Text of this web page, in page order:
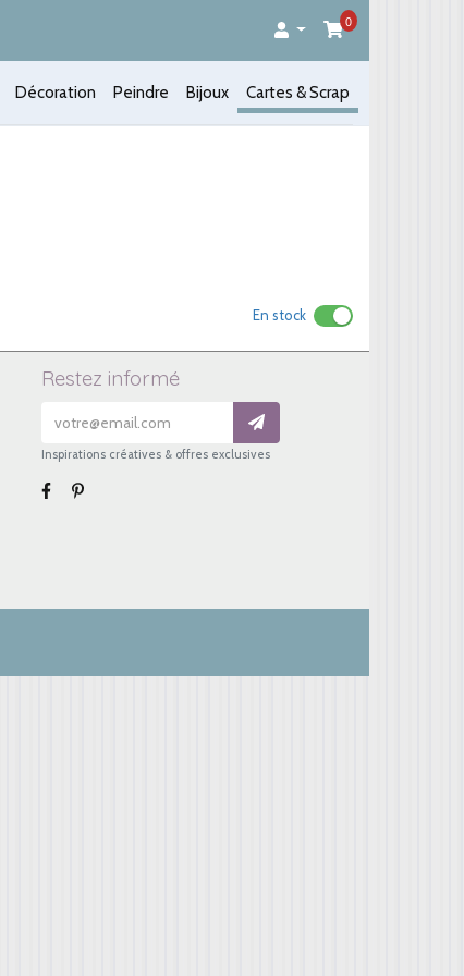
0
Décoration Peindre Bijoux Cartes & Scrap
En stock
Restez informé
Inspirations créatives & offres exclusives